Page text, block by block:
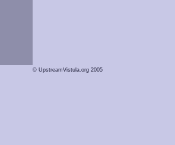
© UpstreamVistula.org 2005